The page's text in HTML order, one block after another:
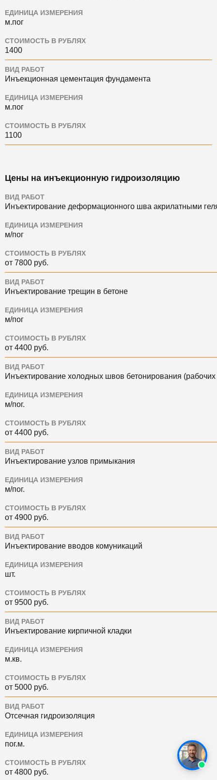
ЕДИНИЦА ИЗМЕРЕНИЯ
м.пог
СТОИМОСТЬ В РУБЛЯХ
1400
ВИД РАБОТ
Инъекционная цементация фундамента
ЕДИНИЦА ИЗМЕРЕНИЯ
м.пог
СТОИМОСТЬ В РУБЛЯХ
1100
Цены на инъекционную гидроизоляцию
ВИД РАБОТ
Инъектирование деформационного шва акрилатными
ЕДИНИЦА ИЗМЕРЕНИЯ
м/пог
СТОИМОСТЬ В РУБЛЯХ
от 7800 руб.
ВИД РАБОТ
Инъектирование трещин в бетоне
ЕДИНИЦА ИЗМЕРЕНИЯ
м/пог
СТОИМОСТЬ В РУБЛЯХ
от 4400 руб.
ВИД РАБОТ
Инъектирование холодных швов бетонирования
ЕДИНИЦА ИЗМЕРЕНИЯ
м/пог.
СТОИМОСТЬ В РУБЛЯХ
от 4400 руб.
ВИД РАБОТ
Инъектирование узлов примыкания
ЕДИНИЦА ИЗМЕРЕНИЯ
м/пог.
СТОИМОСТЬ В РУБЛЯХ
от 4900 руб.
ВИД РАБОТ
Инъектирование вводов комуникаций
ЕДИНИЦА ИЗМЕРЕНИЯ
шт.
СТОИМОСТЬ В РУБЛЯХ
от 9500 руб.
ВИД РАБОТ
Инъектирование кирпичной кладки
ЕДИНИЦА ИЗМЕРЕНИЯ
м.кв.
СТОИМОСТЬ В РУБЛЯХ
от 5000 руб.
ВИД РАБОТ
Отсечная гидроизоляция
ЕДИНИЦА ИЗМЕРЕНИЯ
пог.м.
СТОИМОСТЬ В РУБЛЯХ
от 4800 руб.